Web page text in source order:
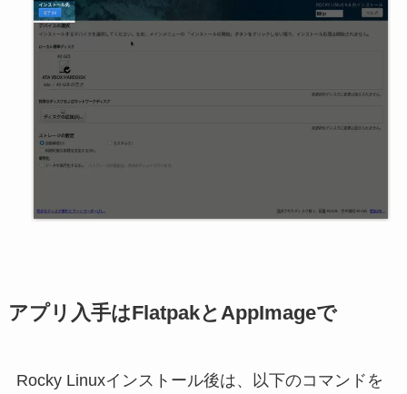
アプリ入手はFlatpakとAppImageで
Rocky Linuxインストール後は、以下のコマンドを